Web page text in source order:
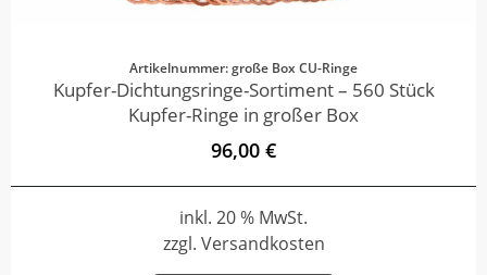
Artikelnummer: große Box CU-Ringe
Kupfer-Dichtungsringe-Sortiment – 560 Stück
Kupfer-Ringe in großer Box
96,00 €
inkl. 20 % MwSt.
zzgl. Versandkosten